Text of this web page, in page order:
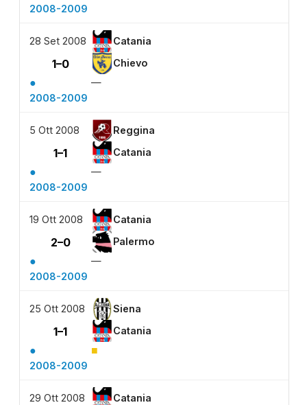
2008-2009
28 Set 2008 Catania
1–0 Chievo
●
—
2008-2009
5 Ott 2008 Reggina
1–1 Catania
●
—
2008-2009
19 Ott 2008 Catania
2–0 Palermo
●
—
2008-2009
25 Ott 2008 Siena
1–1 Catania
● ■
2008-2009
29 Ott 2008 Catania